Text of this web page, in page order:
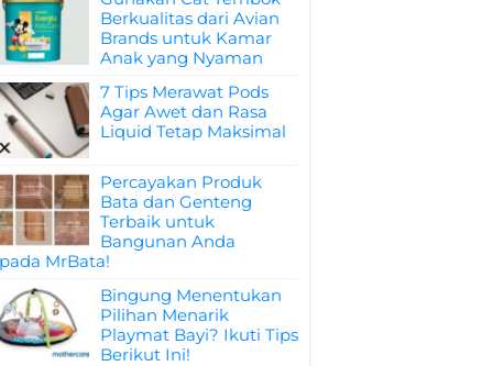
Berkualitas dari Avian
Brands untuk Kamar
Anak yang Nyaman
7 Tips Merawat Pods
Agar Awet dan Rasa
Liquid Tetap Maksimal
Percayakan Produk
Bata dan Genteng
Terbaik untuk
Bangunan Anda
MrBata!
Bingung Menentukan
Pilihan Menarik
Playmat Bayi? Ikuti Tips
Berikut Ini!